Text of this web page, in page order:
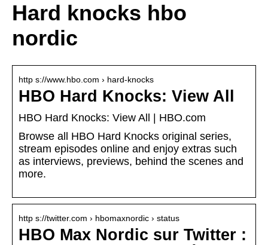
Hard knocks hbo
nordic
http s://www.hbo.com › hard-knocks
HBO Hard Knocks: View All
HBO Hard Knocks: View All | HBO.com
Browse all HBO Hard Knocks original series,
stream episodes online and enjoy extras such
as interviews, previews, behind the scenes and
more.
http s://twitter.com › hbomaxnordic › status
HBO Max Nordic sur Twitter :